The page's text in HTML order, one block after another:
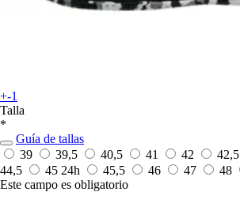
+-1
Talla
*
Guía de tallas
39
39,5 40,5 41 42 42,5
44,5
45 24h 45,5 46 47 48
Este campo es obligatorio